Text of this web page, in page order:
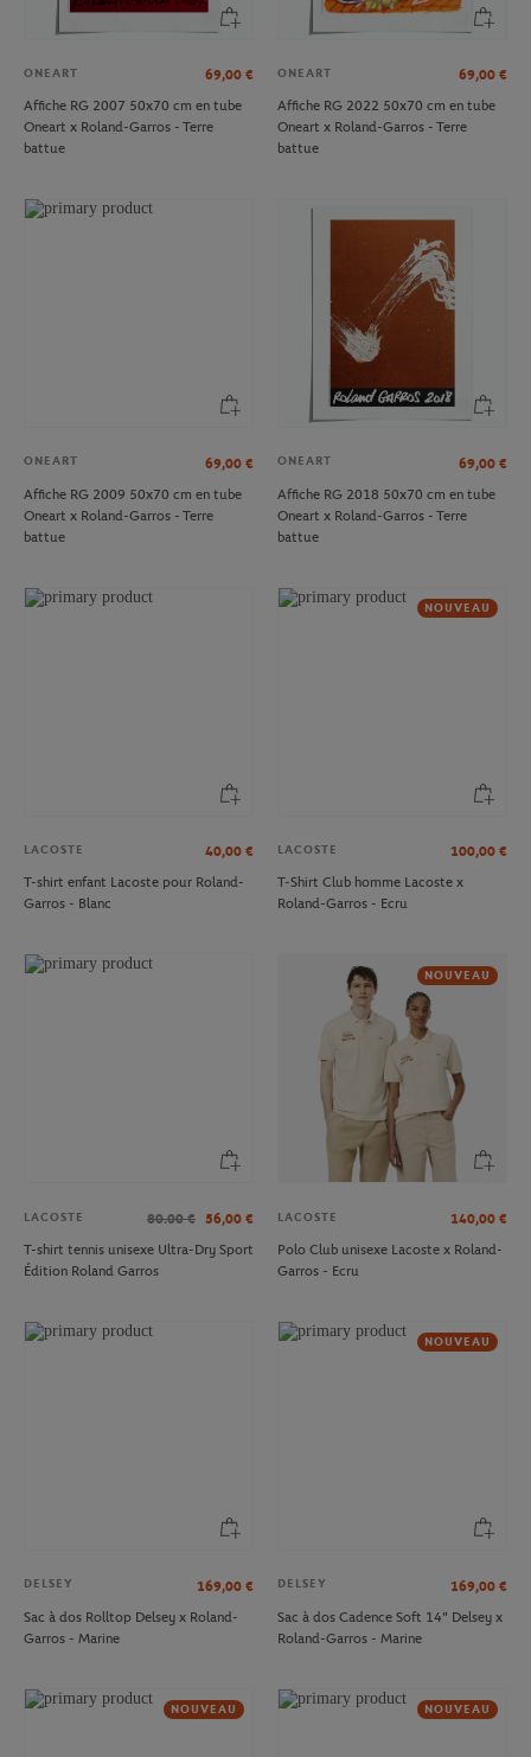
ONEART 69,00 €
Affiche RG 2007 50x70 cm en tube
Oneart x Roland-Garros - Terre
battue
ONEART 69,00 €
Affiche RG 2022 50x70 cm en tube
Oneart x Roland-Garros - Terre
battue
ONEART 69,00 €
Affiche RG 2009 50x70 cm en tube
Oneart x Roland-Garros - Terre
battue
ONEART 69,00 €
Affiche RG 2018 50x70 cm en tube
Oneart x Roland-Garros - Terre
battue
LACOSTE 40,00 €
T-shirt enfant Lacoste pour Roland-
Garros - Blanc
NOUVEAU
LACOSTE 100,00 €
T-Shirt Club homme Lacoste x
Roland-Garros - Ecru
LACOSTE 80.00 € 56,00 €
T-shirt tennis unisexe Ultra-Dry Sport
Édition Roland Garros
NOUVEAU
LACOSTE 140,00 €
Polo Club unisexe Lacoste x Roland-
Garros - Ecru
DELSEY 169,00 €
Sac à dos Rolltop Delsey x Roland-
Garros - Marine
NOUVEAU
DELSEY 169,00 €
Sac à dos Cadence Soft 14" Delsey x
Roland-Garros - Marine
NOUVEAU NOUVEAU